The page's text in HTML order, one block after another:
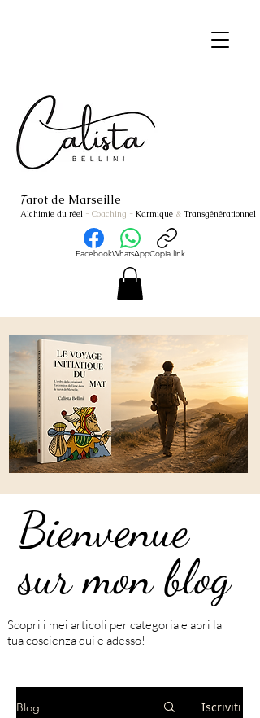
Tarot de Marseille
Alchimie du réel - Coaching - Karmique & Transgénérationnel
FacebookWhatsAppCopia link
Bienvenue
sur mon blog
Bienvenue
sur mon blog
Scopri i mei articoli per categoria e apri la
tua coscienza qui e adesso!
Blog Iscriviti